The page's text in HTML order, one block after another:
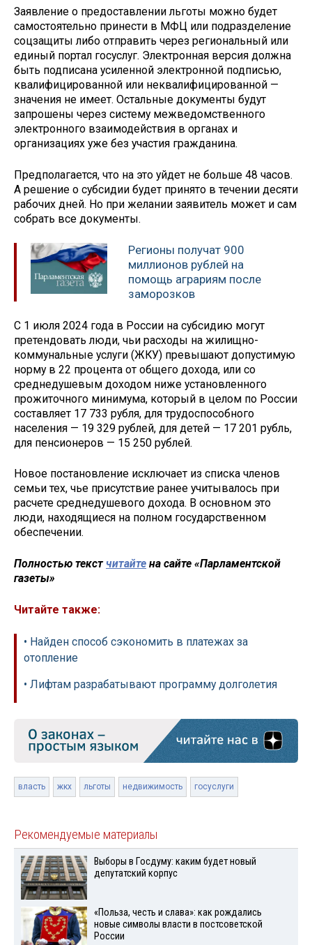
Заявление о предоставлении льготы можно будет
самостоятельно принести в МФЦ или подразделение
соцзащиты либо отправить через региональный или
единый портал госуслуг. Электронная версия должна
быть подписана усиленной электронной подписью,
квалифицированной или неквалифицированной —
значения не имеет. Остальные документы будут
запрошены через систему межведомственного
электронного взаимодействия в органах и
организациях уже без участия гражданина.
Предполагается, что на это уйдет не больше 48 часов.
А решение о субсидии будет принято в течении десяти
рабочих дней. Но при желании заявитель может и сам
собрать все документы.
Регионы получат 900
миллионов рублей на
помощь аграриям после
заморозков
С 1 июля 2024 года в России на субсидию могут
претендовать люди, чьи расходы на жилищно-
коммунальные услуги (ЖКУ) превышают допустимую
норму в 22 процента от общего дохода, или со
среднедушевым доходом ниже установленного
прожиточного минимума, который в целом по России
составляет 17 733 рубля, для трудоспособного
населения — 19 329 рублей, для детей — 17 201 рубль,
для пенсионеров — 15 250 рублей.
Новое постановление исключает из списка членов
семьи тех, чье присутствие ранее учитывалось при
расчете среднедушевого дохода. В основном это
люди, находящиеся на полном государственном
обеспечении.
Полностью текст читайте на сайте «Парламентской
газеты»
Читайте также:
• Найден способ сэкономить в платежах за
отопление
• Лифтам разрабатывают программу долголетия
власть жкх льготы недвижимость госуслуги
Рекомендуемые материалы
Выборы в Госдуму: каким будет новый
депутатский корпус
«Польза, честь и слава»: как рождались
новые символы власти в постсоветской
России